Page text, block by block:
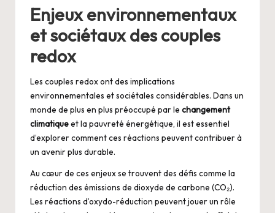
Enjeux environnementaux
et sociétaux des couples
redox
Les couples redox ont des implications
environnementales et sociétales considérables. Dans un
monde de plus en plus préoccupé par le changement
climatiqueet la pauvreté énergétique, il est essentiel
d’explorer comment ces réactions peuvent contribuer à
un avenir plus durable.
Au cœur de ces enjeux se trouvent des défis comme la
réduction des émissions de dioxyde de carbone (CO₂).
Les réactions d’oxydo-réduction peuvent jouer un rôle